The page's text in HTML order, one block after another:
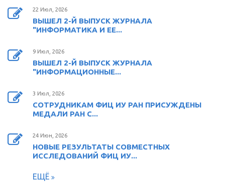
22 Июл, 2026
ВЫШЕЛ 2-Й ВЫПУСК ЖУРНАЛА
"ИНФОРМАТИКА И ЕЕ...
9 Июл, 2026
ВЫШЕЛ 2-Й ВЫПУСК ЖУРНАЛА
"ИНФОРМАЦИОННЫЕ...
3 Июл, 2026
СОТРУДНИКАМ ФИЦ ИУ РАН ПРИСУЖДЕНЫ
МЕДАЛИ РАН С...
24 Июн, 2026
НОВЫЕ РЕЗУЛЬТАТЫ СОВМЕСТНЫХ
ИССЛЕДОВАНИЙ ФИЦ ИУ...
ЕЩЁ